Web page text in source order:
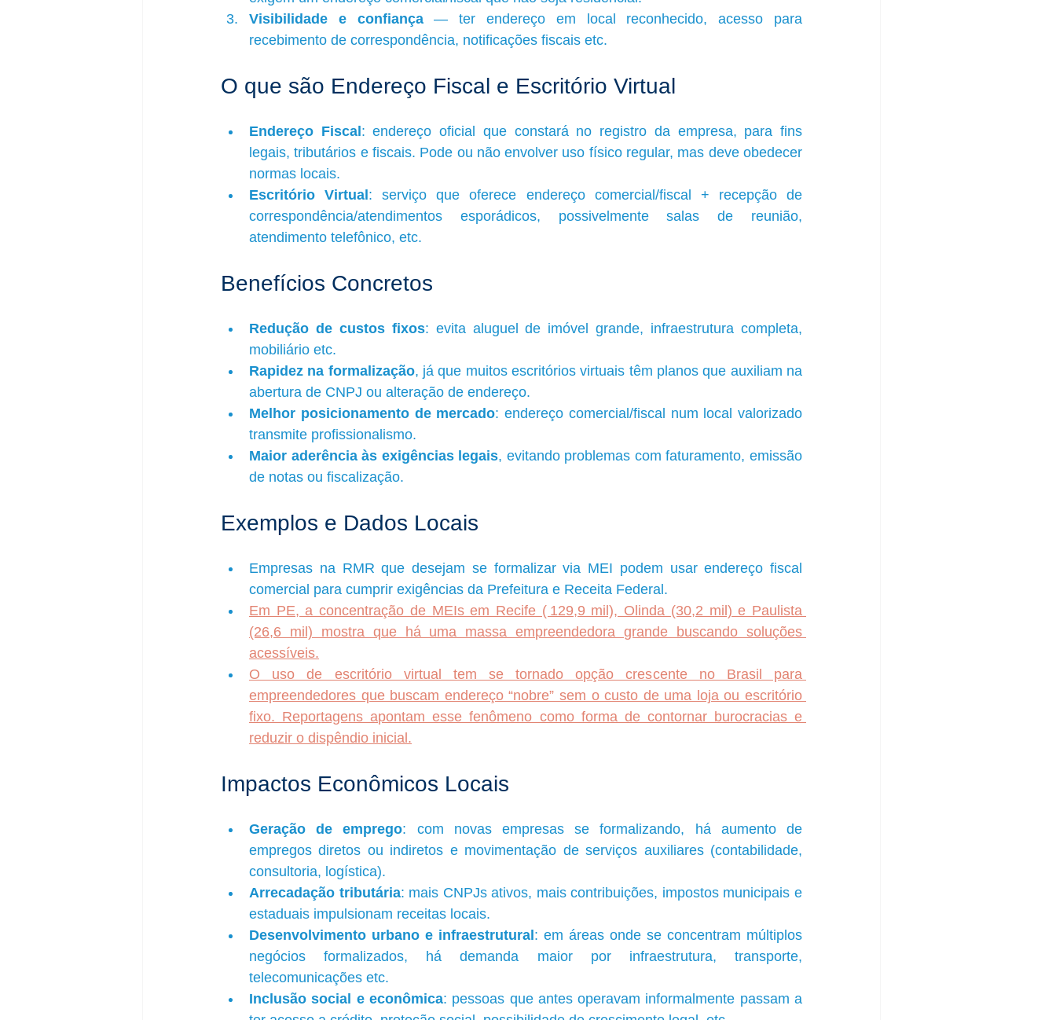
Visibilidade e confiança — ter endereço em local reconhecido, acesso para
recebimento de correspondência, notificações fiscais etc.
O que são Endereço Fiscal e Escritório Virtual
Endereço Fiscal : endereço oficial que constará no registro da empresa, para fins
legais, tributários e fiscais. Pode ou não envolver uso físico regular, mas deve obedecer
normas locais.
Escritório Virtual : serviço que oferece endereço comercial/fiscal + recepção de
correspondência/atendimentos esporádicos, possivelmente salas de reunião,
atendimento telefônico, etc.
Benefícios Concretos
Redução de custos fixos: evita aluguel de imóvel grande, infraestrutura completa,
mobiliário etc.
Rapidez na formalização, já que muitos escritórios virtuais têm planos que auxiliam na
abertura de CNPJ ou alteração de endereço.
Melhor posicionamento de mercado: endereço comercial/fiscal num local valorizado
transmite profissionalismo.
Maior aderência às exigências legais, evitando problemas com faturamento, emissão
de notas ou fiscalização.
Exemplos e Dados Locais
Empresas na RMR que desejam se formalizar via MEI podem usar endereço fiscal
comercial para cumprir exigências da Prefeitura e Receita Federal.
Em PE, a concentração de MEIs em Recife ( 129,9 mil), Olinda (30,2 mil) e Paulista
(26,6 mil) mostra que há uma massa empreendedora grande buscando soluções
acessíveis.
O uso de escritório virtual tem se tornado opção crescente no Brasil para
empreendedores que buscam endereço “nobre” sem o custo de uma loja ou escritório
fixo. Reportagens apontam esse fenômeno como forma de contornar burocracias e
reduzir o dispêndio inicial.
Impactos Econômicos Locais
Geração de emprego: com novas empresas se formalizando, há aumento de
empregos diretos ou indiretos e movimentação de serviços auxiliares (contabilidade,
consultoria, logística).
Arrecadação tributária: mais CNPJs ativos, mais contribuições, impostos municipais e
estaduais impulsionam receitas locais.
Desenvolvimento urbano e infraestrutural : em áreas onde se concentram múltiplos
negócios formalizados, há demanda maior por infraestrutura, transporte,
telecomunicações etc.
Inclusão social e econômica: pessoas que antes operavam informalmente passam a